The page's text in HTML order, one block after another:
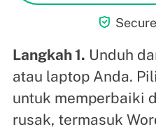

Langkah 1. Unduh
atau laptop Anda.
untuk memperbaiki
rusak, termasuk